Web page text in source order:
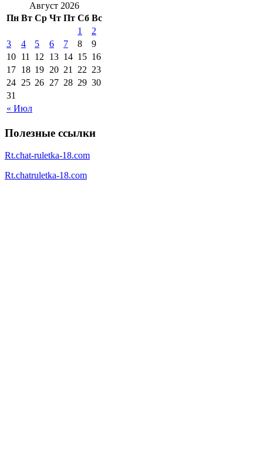
Август 2026
Пн Вт Ср Чт Пт Сб Вс
« Июл
1
2
3
4 5 6 7 8
9
10 11 12 13 14 15 16
17 18 19 20 21 22 23
24 25 26 27 28 29 30
31
Полезные ссылки
Rt.chat-ruletka-18.com
Rt.chatruletka-18.com